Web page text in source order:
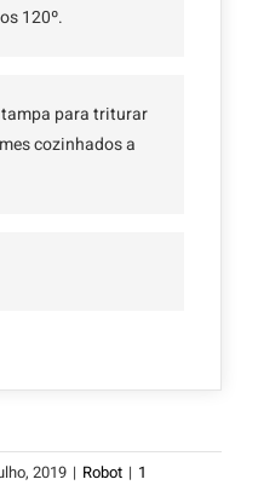
120º.
tampa para triturar
cozinhados a
2019 | Robot | 1